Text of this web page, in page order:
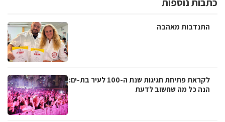
התנדבות מאהבה
לקראת פתיחת חגיגות שנת ה-100 לעיר בת-ים:
הנה כל מה שחשוב לדעת